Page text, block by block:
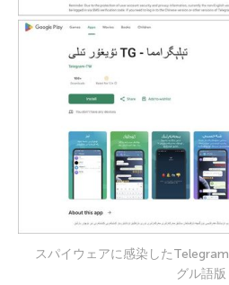
スパイウェアに感染した
グル語版